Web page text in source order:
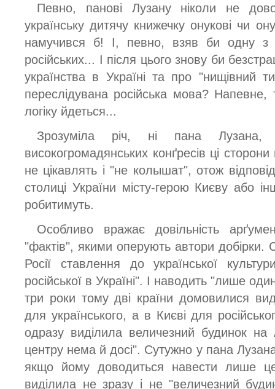
Певно, панові Лузану ніколи не
українську дитячу книжечку онукові чи
намучився б! І, певно, взяв би одну з
російських... І після цього знову би
українства в Україні та про "нищівний
переслідувана російська мова?
логіку йдеться...
Зрозуміла річ, ні пана
високогромадянських конґресів ці
не цікавлять і "не колышат", отож
столиці України місту-герою Києву або
робитимуть.
Особливо вражає довільність
"фактів", якими оперують автори
Росії ставлення до української
російської в Україні". І наводить "лише
три роки тому дві країни домовилися
для українського, а в Києві для
одразу виділила величезний будинок на
центру нема й досі". Сутужно у пана
якщо йому доводиться навести лише
виділила не зразу і не "величезний